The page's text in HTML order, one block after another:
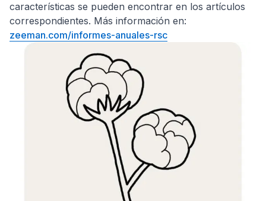
características se pueden encontrar en los artículos
correspondientes. Más información en:
zeeman.com/informes-anuales-rsc